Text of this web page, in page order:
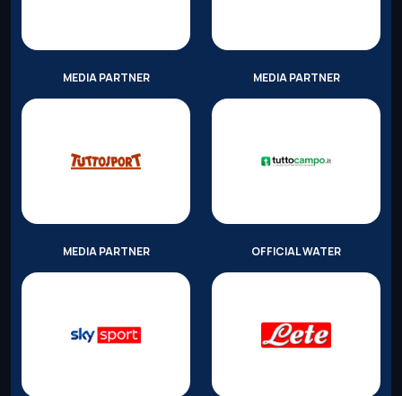
MEDIA PARTNER MEDIA PARTNER
MEDIA PARTNER OFFICIAL WATER